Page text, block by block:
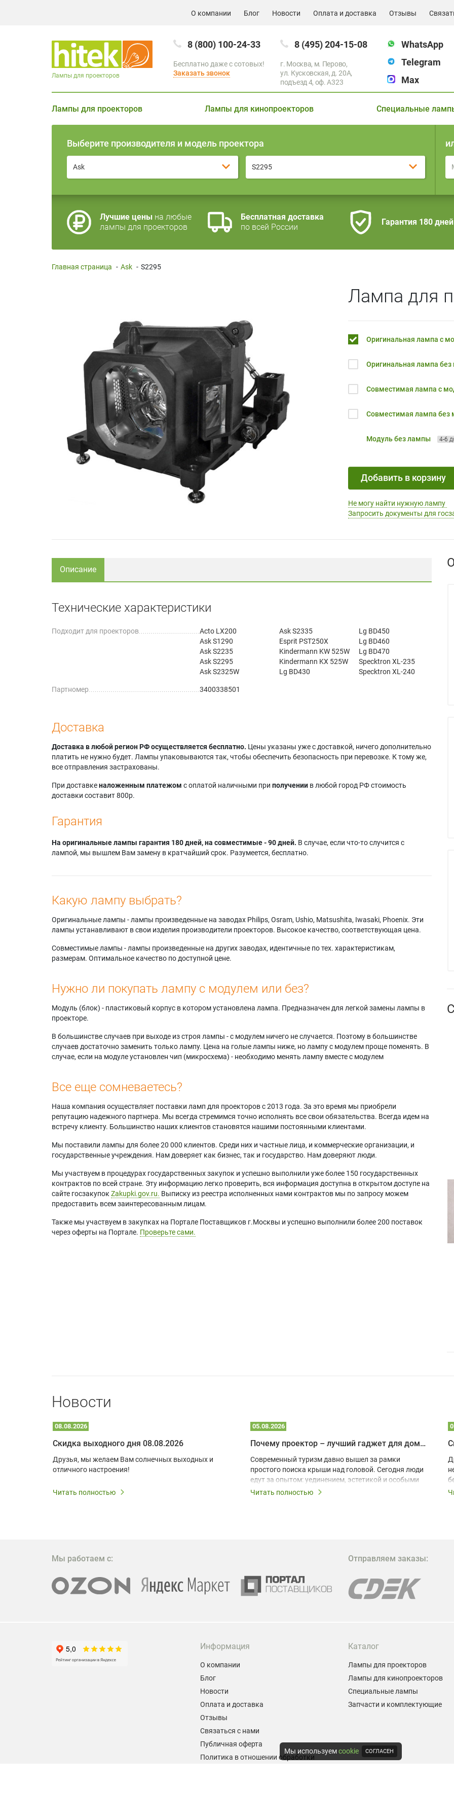
О компании Блог Новости Оплата и доставка Отзывы
8 (800) 100-24-33
Бесплатно даже с сотовых!
Заказать звонок
8 (495) 204-15-08
г. Москва, м. Перово,
ул. Кусковская, д. 20А,
подъезд 4, оф. A323
WhatsApp
Telegram
Max
Лампы для проекторов
Лампы для проекторов Лампы для кинопроекторов Специальные
Выберите производителя и модель проектора
Ask S2295
Лучшие цены на любые
лампы для проекторов
Бесплатная доставка
по всей России
Гарантия 180 дней
Главная страница - Ask - S2295
Лампа для
Оригинальная лампа с
Оригинальная лампа без
Совместимая лампа с
Совместимая лампа без
Модуль без лампы 4-6
Добавить в корзину
Не могу найти нужную лампу
Запросить документы для
Описание
Технические характеристики
Подходит для проекторов
Acto LX200
Ask S1290
Ask S2235
Ask S2295
Ask S2325W
Ask S2335
Esprit PST250X
Kindermann KW 525W
Kindermann KX 525W
Lg BD430
Lg BD450
Lg BD460
Lg BD470
Specktron XL-235
Specktron XL-240
Партномер 3400338501
Доставка
Доставка в любой регион РФ осуществляется бесплатно. Цены указаны уже с доставкой, ничего дополнительно
платить не нужно будет. Лампы упаковываются так, чтобы обеспечить безопасность при перевозке. К тому же,
все отправления застрахованы.
При доставкеналоженным платежом с оплатой наличными при получении в любой город РФ стоимость
доставки составит 800р.
Гарантия
На оригинальные лампы гарантия 180 дней, на совместимые - 90 дней. В случае, если что-то случится с
лампой, мы вышлем Вам замену в кратчайший срок. Разумеется, бесплатно.
Какую лампу выбрать?
Оригинальные лампы - лампы произведенные на заводах Philips, Osram, Ushio, Matsushita, Iwasaki, Phoenix. Эти
лампы устанавливают в свои изделия производители проекторов. Высокое качество, соответствующая цена.
Совместимые лампы - лампы произведенные на других заводах, идентичные по тех. характеристикам,
размерам. Оптимальное качество по доступной цене.
Нужно ли покупать лампу с модулем или без?
Модуль (блок) - пластиковый корпус в котором установлена лампа. Предназначен для легкой замены лампы в
проекторе.
В большинстве случаев при выходе из строя лампы - с модулем ничего не случается. Поэтому в большинстве
случаев достаточно заменить только лампу. Цена на голые лампы ниже, но лампу с модулем проще поменять. В
случае, если на модуле установлен чип (микросхема) - необходимо менять лампу вместе с модулем
Все еще сомневаетесь?
Наша компания осуществляет поставки ламп для проекторов с 2013 года. За это время мы приобрели
репутацию надежного партнера. Мы всегда стремимся точно исполнять все свои обязательства. Всегда идем на
встречу клиенту. Большинство наших клиентов становятся нашими постоянными клиентами.
Мы поставили лампы для более 20 000 клиентов. Среди них и частные лица, и коммерческие организации, и
государственные учреждения. Нам доверяет как бизнес, так и государство. Нам доверяют люди.
Мы участвуем в процедурах государственных закупок и успешно выполнили уже более 150 государственных
контрактов по всей стране. Эту информацию легко проверить, вся информация доступна в открытом доступе на
сайте госзакупок Zakupki.gov.ru. Выписку из реестра исполненных нами контрактов мы по запросу можем
предоставить всем заинтересованным лицам.
Также мы участвуем в закупках на Портале Поставщиков г.Москвы и успешно выполнили более 200 поставок
через оферты на Портале. Проверьте сами.
Новости
08.08.2026
Скидка выходного дня 08.08.2026
Друзья, мы желаем Вам солнечных выходных и
отличного настроения!
Читать полностью
05.08.2026
Почему проектор – лучший гаджет для домика в глэмпинге
Современный туризм давно вышел за рамки
простого поиска крыши над головой. Сегодня люди
едут за опытом: уединением, эстетикой и особыми
ощущениями. Владельцы A-frame домов,
эффективных и бюджетных способов стать
проектора.
Читать полностью
Мы работаем с: Отправляем заказы:
Информация
О компании
Блог
Новости
Оплата и доставка
Отзывы
Связаться с нами
Публичная оферта
Политика в отношении обработки
Каталог
Лампы для проекторов
Лампы для кинопроекторов
Специальные лампы
Запчасти и комплектующие
Мы используемcookie СОГЛАСЕН